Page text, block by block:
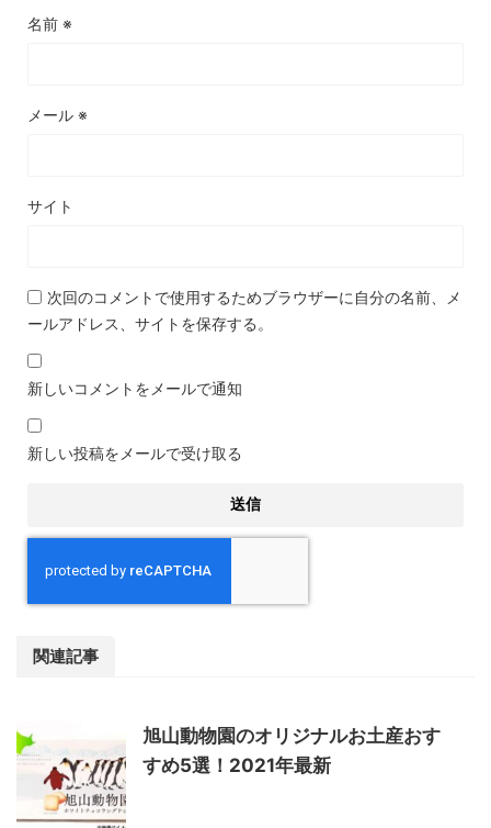
名前 ※
メール ※
サイト
次回のコメントで使用するためブラウザーに自分の名前、メ
ールアドレス、サイトを保存する。
新しいコメントをメールで通知
新しい投稿をメールで受け取る
関連記事
旭山動物園のオリジナルお土産おす
すめ5選！2021年最新